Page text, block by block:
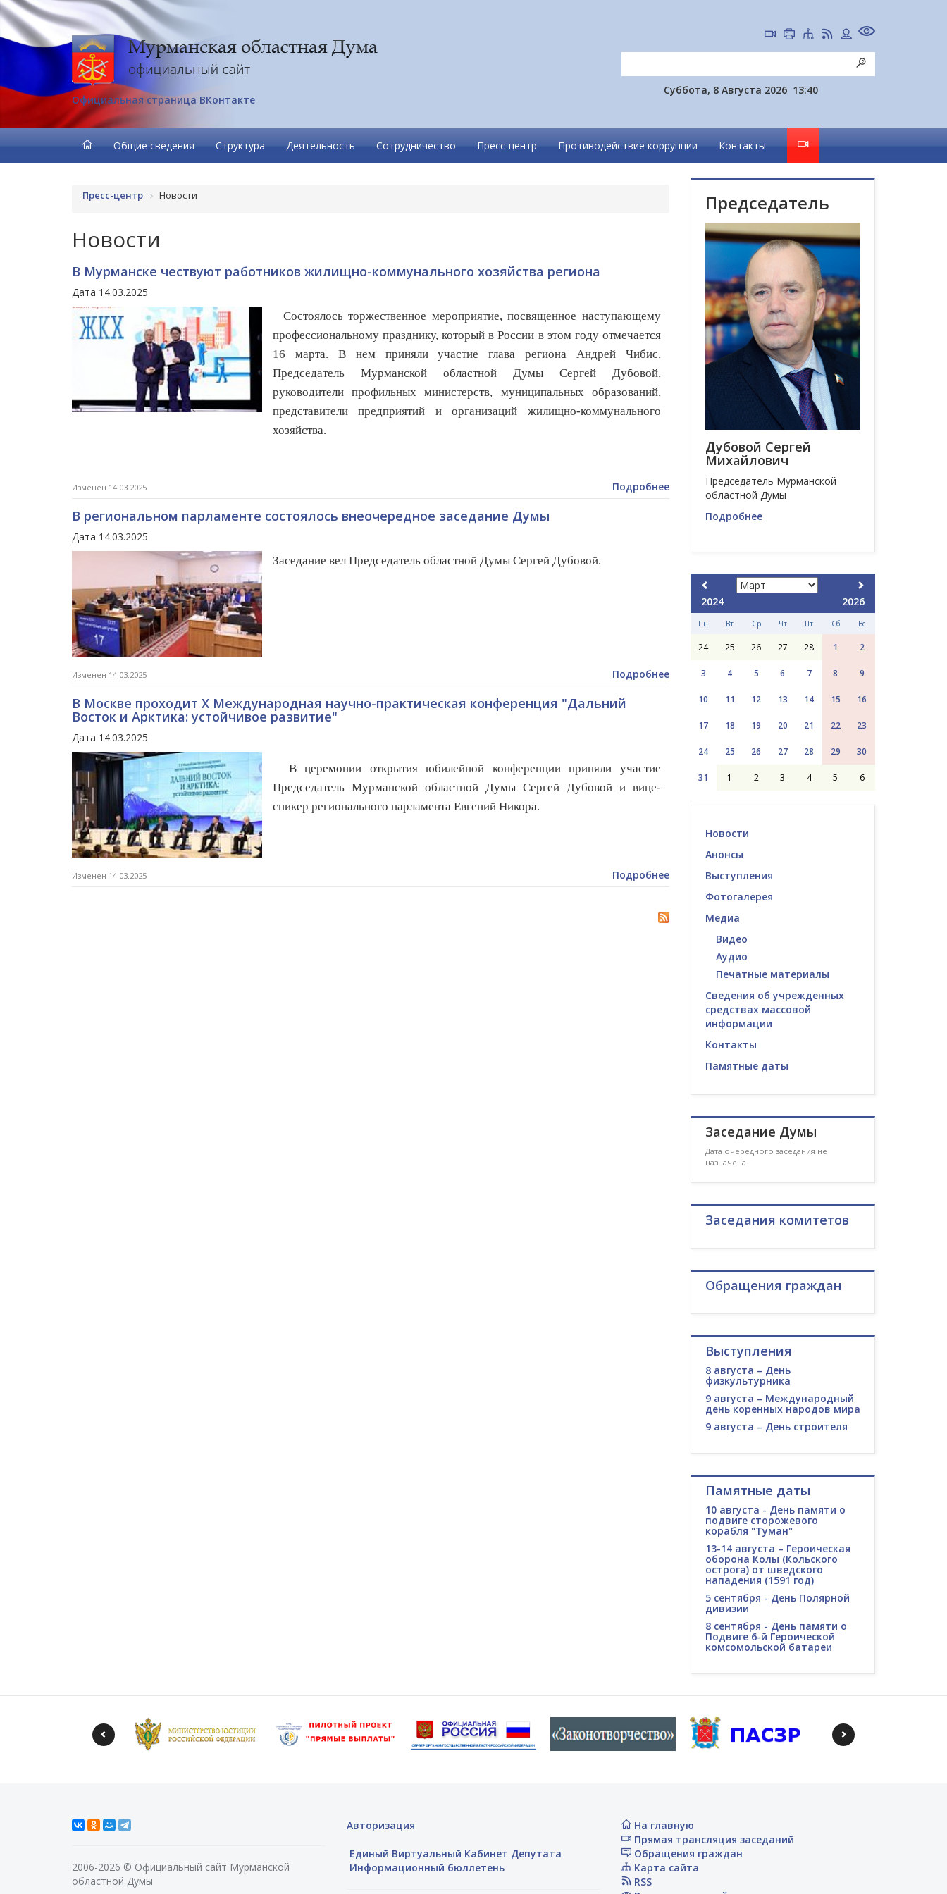
Официальная страница ВКонтакте
Суббота, 8 Августа 2026 13:40
Общие сведения Структура Деятельность Сотрудничество Пресс-центр Противодействие коррупции Контакты
Пресс-центр Новости
Новости
В Мурманске чествуют работников жилищно-коммунального хозяйства региона
Дата 14.03.2025
Состоялось торжественное мероприятие, посвященное наступающему
профессиональному празднику, который в России в этом году отмечается
16 марта. В нем приняли участие глава региона Андрей Чибис,
Председатель Мурманской областной Думы Сергей Дубовой,
руководители профильных министерств, муниципальных образований,
представители предприятий и организаций жилищно-коммунального
хозяйства.
Изменен 14.03.2025 Подробнее
В региональном парламенте состоялось внеочередное заседание Думы
Дата 14.03.2025
Заседание вел Председатель областной Думы Сергей Дубовой.
Изменен 14.03.2025 Подробнее
В Москве проходит X Международная научно-практическая конференция "Дальний
Восток и Арктика: устойчивое развитие"
Дата 14.03.2025
В церемонии открытия юбилейной конференции приняли участие
Председатель Мурманской областной Думы Сергей Дубовой и вице-
спикер регионального парламента Евгений Никора.
Изменен 14.03.2025 Подробнее
Председатель
Дубовой Сергей
Михайлович
Председатель Мурманской
областной Думы
Подробнее
2024 2026
Пн Вт Ср Чт Пт Сб Вс
24 25 26 27 28 1 2
3 4 5 6 7 8 9
10 11 12 13 14 15 16
17 18 19 20 21 22 23
24 25 26 27 28 29 30
31 1 2 3 4 5 6
Новости
Анонсы
Выступления
Фотогалерея
Медиа
Видео
Аудио
Печатные материалы
Сведения об учрежденных
средствах массовой
информации
Контакты
Памятные даты
Заседание Думы
Дата очередного заседания не
назначена
Заседания комитетов
Обращения граждан
Выступления
8 августа – День
физкультурника
9 августа – Международный
день коренных народов мира
9 августа – День строителя
Памятные даты
10 августа - День памяти о
подвиге сторожевого
корабля "Туман"
13-14 августа – Героическая
оборона Колы (Кольского
острога) от шведского
нападения (1591 год)
5 сентября - День Полярной
дивизии
8 сентября - День памяти о
Подвиге 6-й Героической
комсомольской батареи
2006-2026 © Официальный сайт Мурманской
областной Думы
Авторизация
Единый Виртуальный Кабинет Депутата
Информационный бюллетень
На главную
Прямая трансляция заседаний
Обращения граждан
Карта сайта
RSS